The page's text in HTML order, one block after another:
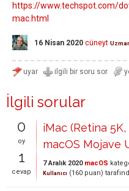
https://www.techspot.com/
mac.html
16 Nisan 2020 cüneyt
İlgili sorular
0
oy
1
cevap
iMac (Retina 5K,
macOS Mojave
7 Aralık 2020 macOS
Kullanıcı (160 puan)